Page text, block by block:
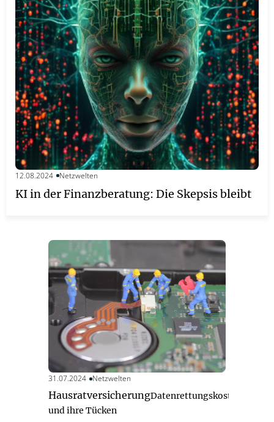
12.08.2024 Netzwelten
KI in der Finanzberatung: Die Skepsis bleibt
31.07.2024 Netzwelten
HausratversicherungDatenrettungskosten
und ihre Tücken